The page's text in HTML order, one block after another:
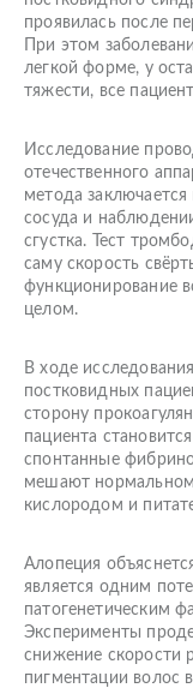
проявилась после
При этом
легкой форме, у
тяжести, все
Исследование
отечественного
метода
сосуда и
сгустка. Тест
саму скорость
функционирование
целом.
В ходе
постковидных
сторону
пациента
спонтанные
мешают
кислородом и
Алопеция
является одним
патогенетическим
Эксперименты
снижение скорости
пигментации волос